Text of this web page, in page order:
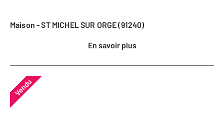
Maison - ST MICHEL SUR ORGE (91240)
En savoir plus
Vendu